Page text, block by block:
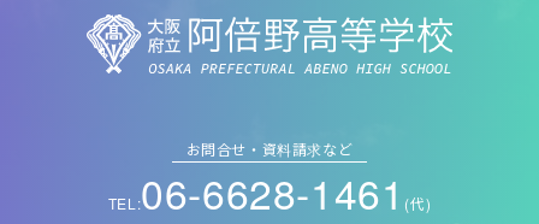
お問合せ・資料請求など
TEL:06-6628-1461 (代)